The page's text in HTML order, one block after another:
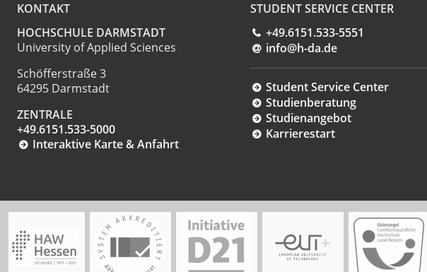
KONTAKT
HOCHSCHULE DARMSTADT
University of Applied Sciences
Schöfferstraße 3
64295 Darmstadt
ZENTRALE
+49.6151.533-5000
Interaktive Karte & Anfahrt
STUDENT SERVICE CENTER
+49.6151.533-5551
info@h-da.de
Student Service Center
Studienberatung
Studienangebot
Karrierestart